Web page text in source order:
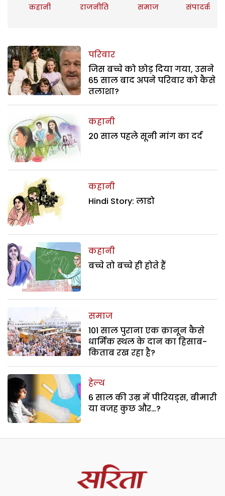
कहानी राजनीति समाज संपादकीय
परिवार
जिस बच्चे को छोड़ दिया गया, उसने
65 साल बाद अपने परिवार को कैसे
तलाशा?
कहानी
20 साल पहले सूनी मांग का दर्द
कहानी
Hindi Story: लाडो
कहानी
बच्चे तो बच्चे ही होते हैं
समाज
101 साल पुराना एक क़ानून कैसे
धार्मिक स्थल के दान का हिसाब-
किताब रख रहा है?
हेल्थ
6 साल की उम्र में पीरियड्स, बीमारी
या वजह कुछ और…?